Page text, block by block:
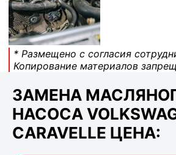
* Размещено с согласия
Копирование материалов
ЗАМЕНА
НАСОСА
CARAVELLE ЦЕНА: